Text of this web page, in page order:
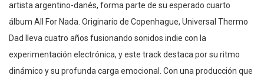
artista argentino-danés, forma parte de su esperado cuarto
álbum All For Nada. Originario de Copenhague, Universal Thermo
Dad lleva cuatro años fusionando sonidos indie con la
experimentación electrónica, y este track destaca por su ritmo
dinámico y su profunda carga emocional. Con una producción que